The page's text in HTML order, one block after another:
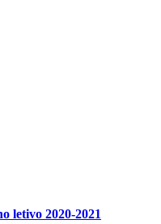
letivo 2020-2021